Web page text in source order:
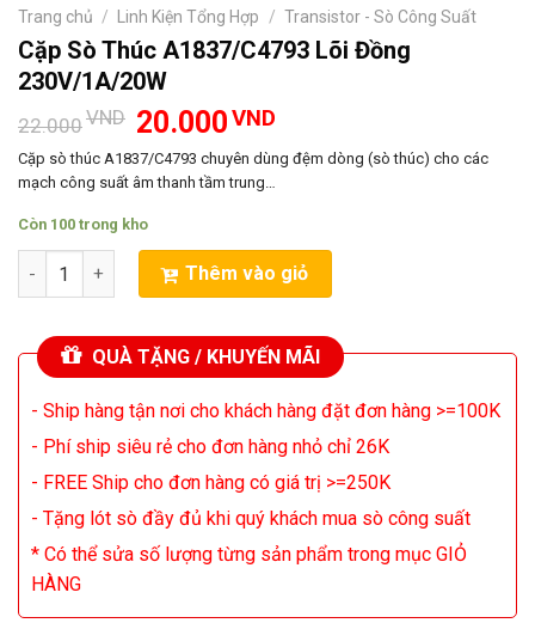
Trang chủ / Linh Kiện Tổng Hợp / Transistor - Sò Công Suất
Cặp Sò Thúc A1837/C4793 Lõi Đồng
230V/1A/20W
22.000VND Giá
gốc
là:
22.000VND.
20.000VND
tại
Cặp sò thúc A1837/C4793 chuyên dùng đệm dòng (sò thúc) cho các
mạch công suất âm thanh tầm trung…
Còn 100 trong kho
Cặp Sò Thúc A1837/C4793 Lõi Đồng 230V/1A/20W số lượng
Thêm vào giỏ
QUÀ TẶNG / KHUYẾN MÃI
- Ship hàng tận nơi cho khách hàng đặt đơn hàng >=100K
- Phí ship siêu rẻ cho đơn hàng nhỏ chỉ 26K
- FREE Ship cho đơn hàng có giá trị >=250K
- Tặng lót sò đầy đủ khi quý khách mua sò công suất
* Có thể sửa số lượng từng sản phẩm trong mục GIỎ
HÀNG